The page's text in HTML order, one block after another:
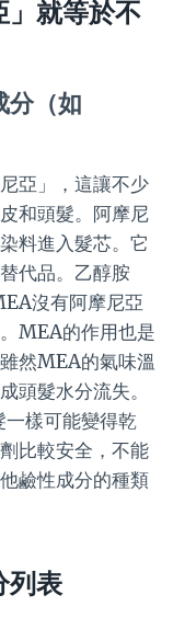
」就等於不
分（如
亞」，這讓不少
和頭髮。阿摩尼
料進入髮芯。它
代品。乙醇胺
沒有阿摩尼亞
MEA的作用也是
然MEA的氣味溫
頭髮水分流失。
樣可能變得乾
比較安全，不能
鹼性成分的種類
列表